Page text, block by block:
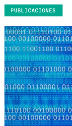
PUBLICACIONES